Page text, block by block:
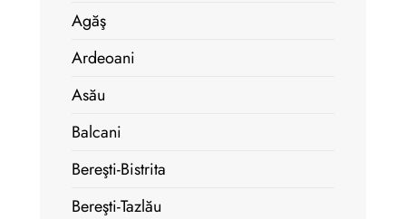
Agăş
Ardeoani
Asău
Balcani
Bereşti-Bistrita
Bereşti-Tazlău